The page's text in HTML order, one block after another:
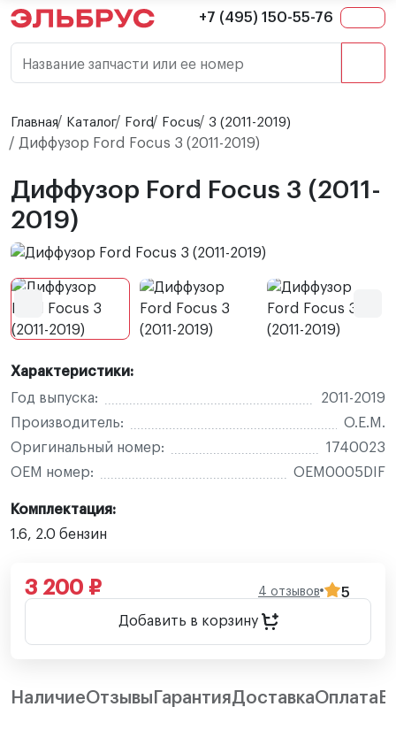
+7 (495) 150-55-76
Название запчасти или ее номер
Главная Каталог Ford Focus 3 (2011-2019)
Диффузор Ford Focus 3 (2011-2019)
Диффузор Ford Focus 3 (2011-
2019)
Характеристики:
Год выпуска:
2011-2019
Производитель:
O.E.M.
Оригинальный номер:
1740023
OEM номер:
OEM0005DIF
Комплектация:
1.6, 2.0 бензин
3 200 ₽ 4 отзывов
5
Добавить в корзину
НаличиеОтзывы ГарантияДоставкаОплата